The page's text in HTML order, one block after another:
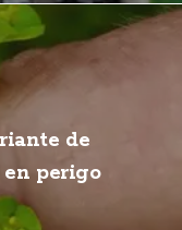
de
perigo